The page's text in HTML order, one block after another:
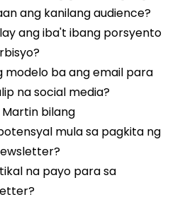
ang kanilang audience?
ang iba't ibang porsyento
modelo ba ang email para
na social media?
bilang
mula sa pagkita ng
na payo para sa